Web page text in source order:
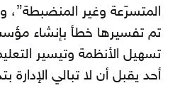
المتسرّعة وغير المنضبطة”،
تم تفسيرها خطأ بإنشاء
أحد يقبل أن لا تبالي الإدارة